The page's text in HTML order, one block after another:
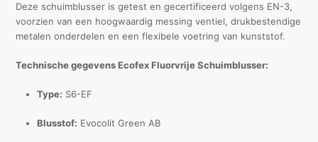
Deze schuimblusser is getest en gecertificeerd volgens EN-3,
voorzien van een hoogwaardig messing ventiel, drukbestendige
metalen onderdelen en een flexibele voetring van kunststof.
Technische gegevens Ecofex Fluorvrije Schuimblusser:
Type: S6-EF
Blusstof: Evocolit Green AB